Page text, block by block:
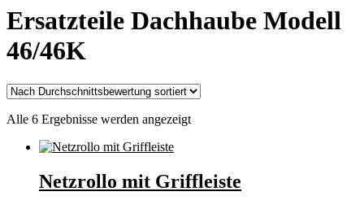
Ersatzteile Dachhaube Modell
46/46K
Alle 6 Ergebnisse werden angezeigtNach
Netzrollo mit Griffleiste